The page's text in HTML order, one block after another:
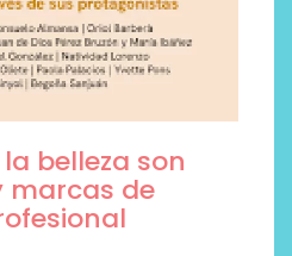
belleza son
marcas de